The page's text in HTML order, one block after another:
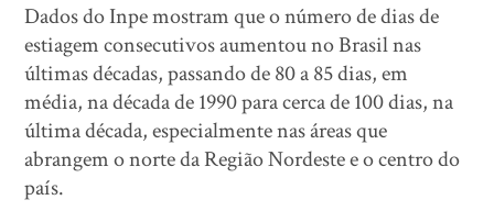
Dados do Inpe mostram que o número de dias de
estiagem consecutivos aumentou no Brasil nas
últimas décadas, passando de 80 a 85 dias, em
média, na década de 1990 para cerca de 100 dias, na
última década, especialmente nas áreas que
abrangem o norte da Região Nordeste e o centro do
país.